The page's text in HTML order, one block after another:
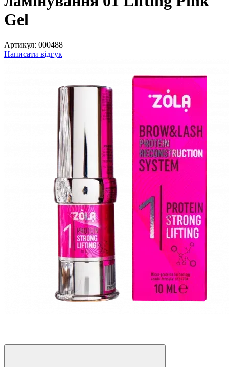
Gel
Артикул: 000488
Написати відгук